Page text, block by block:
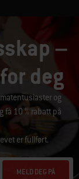
–
deg
og
få 10 % rabatt på
er fullført.
MELD DEG PÅ